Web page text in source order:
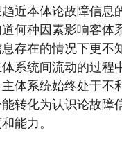
趋近本体论故障信息
何种因素影响客体
存在的情况下更不
系统间流动的过程
体系统始终处于不
转化为认识论故障
能力。